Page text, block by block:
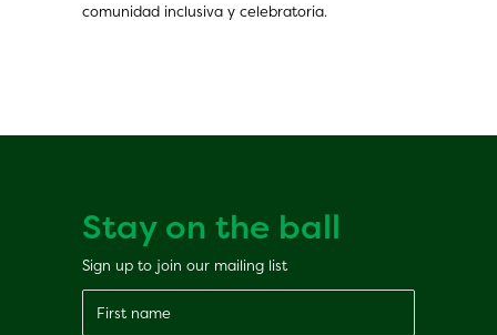
comunidad inclusiva y celebratoria.
Stay on the ball
Sign up to join our mailing list